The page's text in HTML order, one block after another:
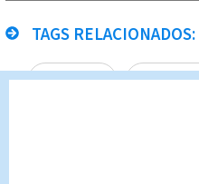
TAGS RELACIONADOS:
feminicidio Noticias
Queda prohibida la